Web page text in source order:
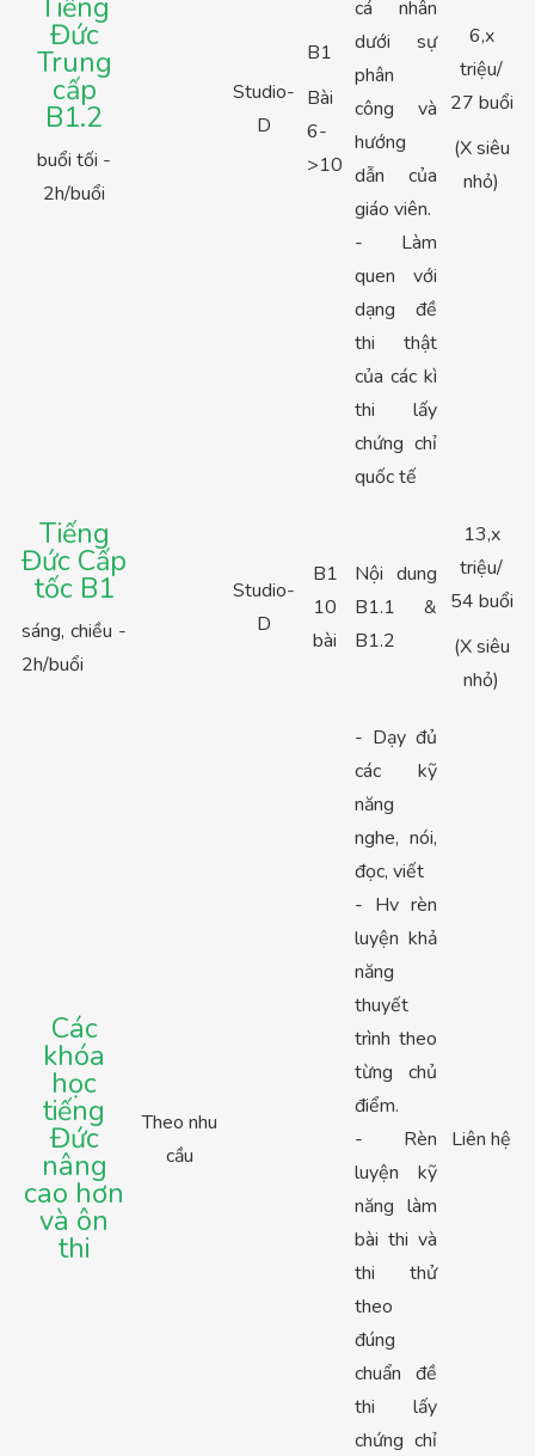
Tiếng
Đức
Trung
cấp
B1.2
buổi tối -
2h/buổi
Studio-
D
B1
Bài
6-
>10
cá nhân
dưới sự
phân
công và
hướng
dẫn của
giáo viên.
- Làm
quen với
dạng đề
thi thật
của các kì
thi lấy
chứng chỉ
quốc tế
6,x
triệu/
27 buổi
(X siêu
nhỏ)
Tiếng
Đức Cấp
tốc B1
sáng, chiều -
2h/buổi
Studio-
D
B1
10
bài
Nội dung
B1.1 &
B1.2
13,x
triệu/
54 buổi
(X siêu
nhỏ)
Các
khóa
học
tiếng
Đức
nâng
cao hơn
và ôn
thi
Theo nhu
cầu
- Dạy đủ
các kỹ
năng
nghe, nói,
đọc, viết
- Hv rèn
luyện khả
năng
thuyết
trình theo
từng chủ
điểm.
- Rèn
luyện kỹ
năng làm
bài thi và
thi thử
theo
đúng
chuẩn đề
thi lấy
chứng chỉ
Liên hệ